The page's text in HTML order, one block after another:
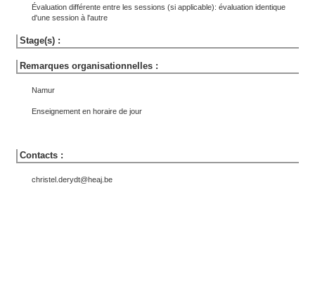
Évaluation différente entre les sessions (si applicable): évaluation identique
d'une session à l'autre
Stage(s) :
Remarques organisationnelles :
Namur
Enseignement en horaire de jour
Contacts :
christel.derydt@heaj.be